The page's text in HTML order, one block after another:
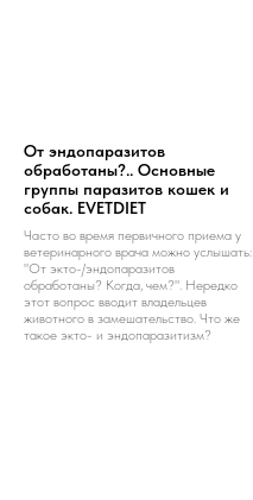
От эндопаразитов
обработаны?.. Основные
группы паразитов кошек и
собак. EVETDIET
Часто во время первичного приема у
ветеринарного врача можно услышать:
"От экто-/эндопаразитов
обработаны? Когда, чем?". Нередко
этот вопрос вводит владельцев
животного в замешательство. Что же
такое экто- и эндопаразитизм?